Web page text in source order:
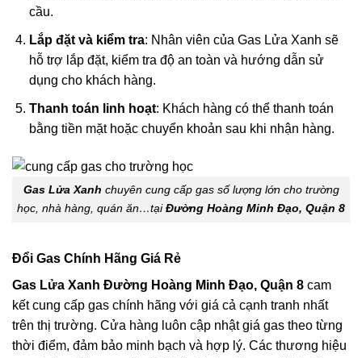
cầu.
Lắp đặt và kiểm tra: Nhân viên của Gas Lửa Xanh sẽ
hỗ trợ lắp đặt, kiểm tra độ an toàn và hướng dẫn sử
dụng cho khách hàng.
Thanh toán linh hoạt: Khách hàng có thể thanh toán
bằng tiền mặt hoặc chuyển khoản sau khi nhận hàng.
Gas Lửa Xanh chuyên cung cấp gas số lượng lớn cho trường
học, nhà hàng, quán ăn…tạiĐường Hoàng Minh Đạo, Quận 8
Đổi Gas Chính Hãng Giá Rẻ
Gas Lửa Xanh Đường Hoàng Minh Đạo, Quận 8 cam
kết cung cấp gas chính hãng với giá cả cạnh tranh nhất
trên thị trường. Cửa hàng luôn cập nhật giá gas theo từng
thời điểm, đảm bảo minh bạch và hợp lý. Các thương hiệu